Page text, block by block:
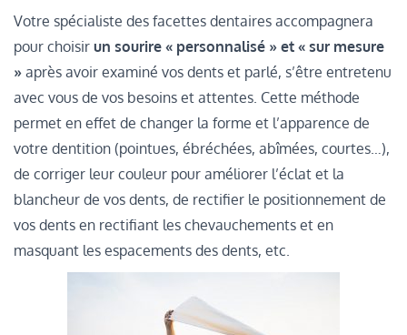
Votre spécialiste des facettes dentaires accompagnera
pour choisir un sourire « personnalisé » et « sur mesure
» après avoir examiné vos dents et parlé, s’être entretenu
avec vous de vos besoins et attentes. Cette méthode
permet en effet de changer la forme et l’apparence de
votre dentition (pointues, ébréchées, abîmées, courtes…),
de corriger leur couleur pour améliorer l’éclat et la
blancheur de vos dents, de rectifier le positionnement de
vos dents en rectifiant les chevauchements et en
masquant les espacements des dents, etc.